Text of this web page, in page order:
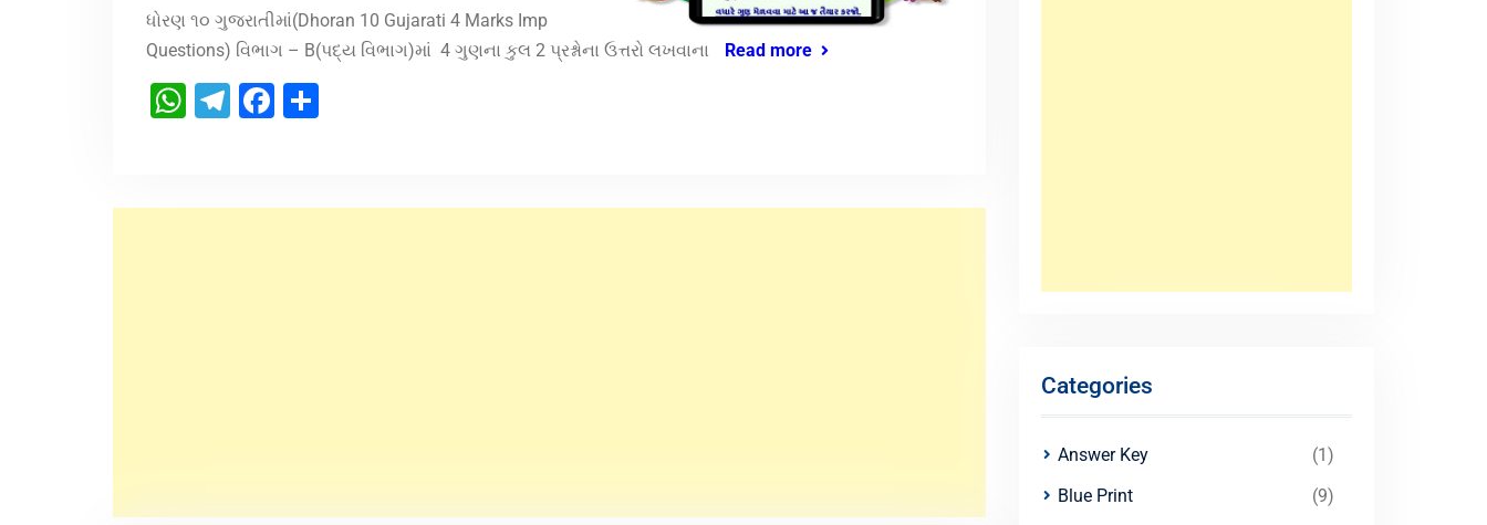
ધોરણ ૧૦ ગુજરાતીમાં(Dhoran 10 Gujarati 4 Marks Imp
Questions) વિભાગ – B(પદ્ય વિભાગ)માં 4 ગુણના કુલ 2 પ્રશ્નોના ઉત્તરો લખવાના
Read more
WhatsApp
Telegram
Facebook
Categories
Answer Key
(1)
Blue Print
(9)